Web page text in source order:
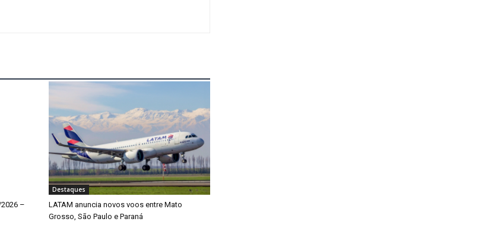
–
Destaques
LATAM anuncia novos voos entre Mato
Grosso, São Paulo e Paraná